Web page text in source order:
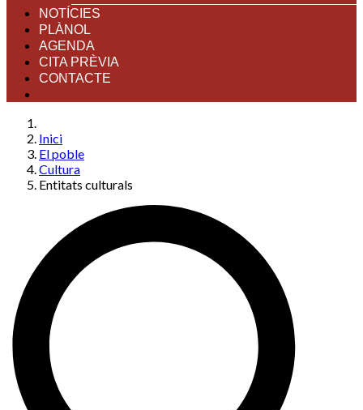
NOTÍCIES
PLÀNOL
AGENDA
CITA PRÈVIA
CONTACTE
Inici
El poble
Cultura
Entitats culturals